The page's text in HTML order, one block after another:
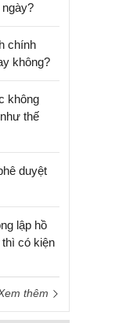
ngày?
chính
không?
không
thế
duyệt
lập hồ
có kiện
thêm